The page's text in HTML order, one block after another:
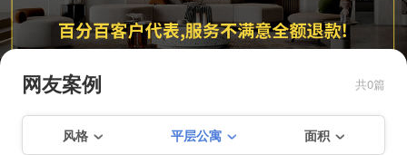
纯正第三方，不合作任何装修公
不满意可全额退款！！
网友案例 共0篇
风格 平层公寓 面积